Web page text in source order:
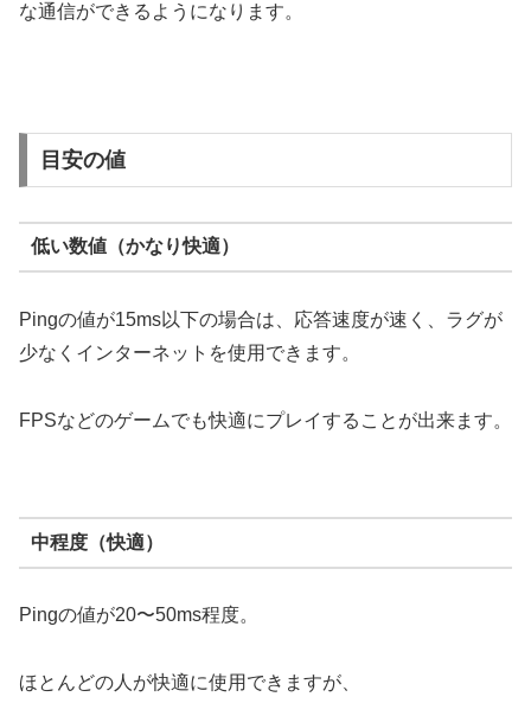
な通信ができるようになります。
目安の値
低い数値（かなり快適）
Pingの値が15ms以下の場合は、応答速度が速く、ラグが
少なくインターネットを使用できます。
FPSなどのゲームでも快適にプレイすることが出来ます。
中程度（快適）
Pingの値が20〜50ms程度。
ほとんどの人が快適に使用できますが、